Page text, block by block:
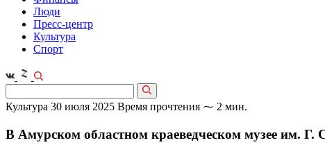
Люди
Пресс-центр
Культура
Спорт
Культура 30 июля 2025 Время прочтения ⁓ 2 мин.
В Амурском областном краеведческом музее им.